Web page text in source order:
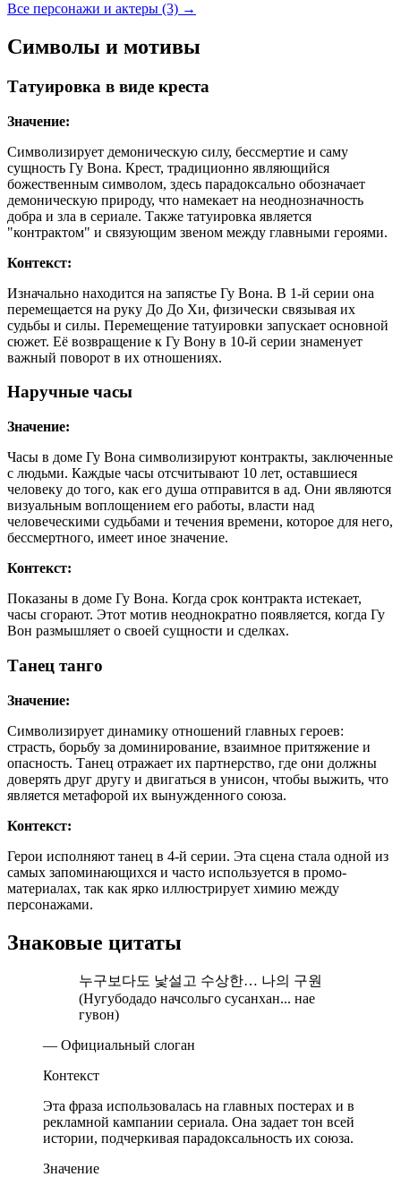
Все персонажи и актеры (3) →
Символы и мотивы
Татуировка в виде креста
Значение:
Символизирует демоническую силу, бессмертие и саму
сущность Гу Вона. Крест, традиционно являющийся
божественным символом, здесь парадоксально обозначает
демоническую природу, что намекает на неоднозначность
добра и зла в сериале. Также татуировка является
"контрактом" и связующим звеном между главными героями.
Контекст:
Изначально находится на запястье Гу Вона. В 1-й серии она
перемещается на руку До До Хи, физически связывая их
судьбы и силы. Перемещение татуировки запускает основной
сюжет. Её возвращение к Гу Вону в 10-й серии знаменует
важный поворот в их отношениях.
Наручные часы
Значение:
Часы в доме Гу Вона символизируют контракты, заключенные
с людьми. Каждые часы отсчитывают 10 лет, оставшиеся
человеку до того, как его душа отправится в ад. Они являются
визуальным воплощением его работы, власти над
человеческими судьбами и течения времени, которое для него,
бессмертного, имеет иное значение.
Контекст:
Показаны в доме Гу Вона. Когда срок контракта истекает,
часы сгорают. Этот мотив неоднократно появляется, когда Гу
Вон размышляет о своей сущности и сделках.
Танец танго
Значение:
Символизирует динамику отношений главных героев:
страсть, борьбу за доминирование, взаимное притяжение и
опасность. Танец отражает их партнерство, где они должны
доверять друг другу и двигаться в унисон, чтобы выжить, что
является метафорой их вынужденного союза.
Контекст:
Герои исполняют танец в 4-й серии. Эта сцена стала одной из
самых запоминающихся и часто используется в промо-
материалах, так как ярко иллюстрирует химию между
персонажами.
Знаковые цитаты
누구보다도 낯설고 수상한… 나의 구원
(Нугубодадо начсольго сусанхан... нае
гувон)
— Официальный слоган
Контекст
Эта фраза использовалась на главных постерах и в
рекламной кампании сериала. Она задает тон всей
истории, подчеркивая парадоксальность их союза.
Значение